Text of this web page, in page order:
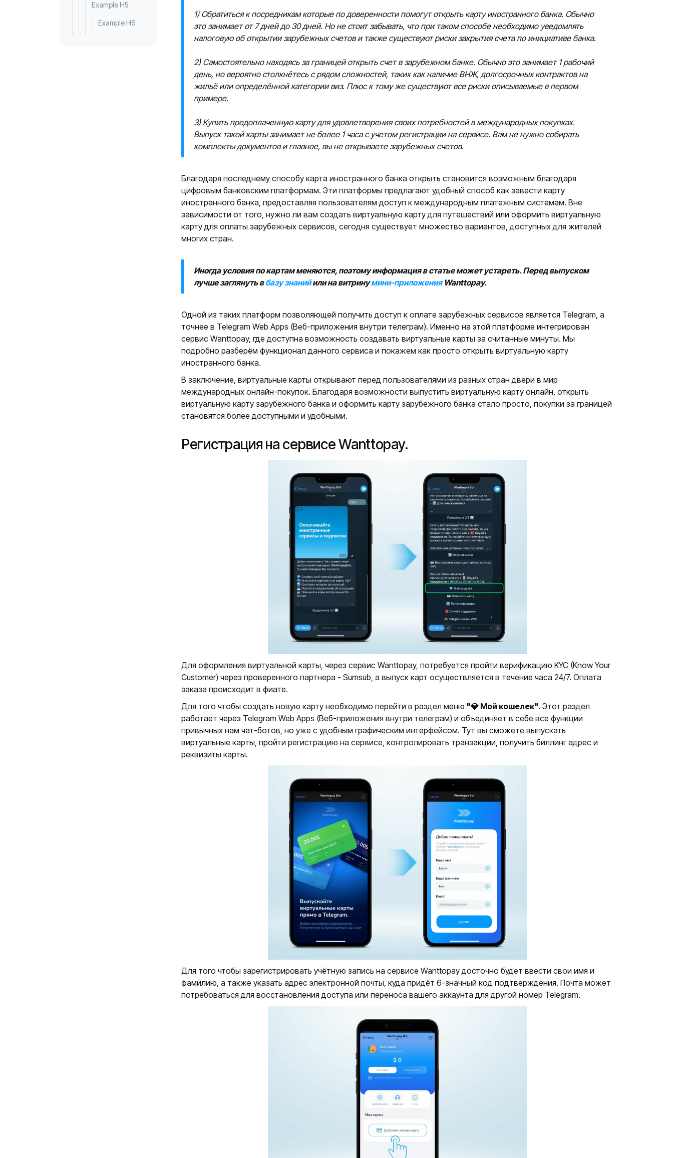
Example H5
Example H6
1) Обратиться к посредникам которые по доверенности помогут открыть карту иностранного банка. Обычно
это занимает от 7 дней до 30 дней. Но не стоит забывать, что при таком способе необходимо уведомлять
налоговую об открытии зарубежных счетов и также существуют риски закрытия счета по инициативе банка.
2) Самостоятельно находясь за границей открыть счет в зарубежном банке. Обычно это занимает 1 рабочий
день, но вероятно столкнётесь с рядом сложностей, таких как наличие ВНЖ, долгосрочных контрактов на
жильё или определённой категории виз. Плюс к тому же существуют все риски описываемые в первом
примере.
3) Купить предоплаченную карту для удовлетворения своих потребностей в международных покупках.
Выпуск такой карты занимает не более 1 часа с учетом регистрации на сервисе. Вам не нужно собирать
комплекты документов и главное, вы не открываете зарубежных счетов.
Благодаря последнему способу карта иностранного банка открыть становится возможным благодаря
цифровым банковским платформам. Эти платформы предлагают удобный способ как завести карту
иностранного банка, предоставляя пользователям доступ к международным платежным системам. Вне
зависимости от того, нужно ли вам создать виртуальную карту для путешествий или оформить виртуальную
карту для оплаты зарубежных сервисов, сегодня существует множество вариантов, доступных для жителей
многих стран.
Иногда условия по картам меняются, поэтому информация в статье может устареть. Перед выпуском
лучше заглянуть вбазу знанийили на витринумини-приложенияWanttopay.
Одной из таких платформ позволяющей получить доступ к оплате зарубежных сервисов является Telegram, а
точнее в Telegram Web Apps (Веб-приложения внутри телеграм). Именно на этой платформе интегрирован
сервис Wanttopay, где доступна возможность создавать виртуальные карты за считанные минуты. Мы
подробно разберём функционал данного сервиса и покажем как просто открыть виртуальную карту
иностранного банка.
В заключение, виртуальные карты открывают перед пользователями из разных стран двери в мир
международных онлайн-покупок. Благодаря возможности выпустить виртуальную карту онлайн, открыть
виртуальную карту зарубежного банка и оформить карту зарубежного банка стало просто, покупки за границей
становятся более доступными и удобными.
Регистрация на сервисе Wanttopay.
Для оформления виртуальной карты, через сервис Wanttopay, потребуется пройти верификацию KYC (Know Your
Customer) через проверенного партнера - Sumsub, а выпуск карт осуществляется в течение часа 24/7. Оплата
заказа происходит в фиате.
Для того чтобы создать новую карту необходимо перейти в раздел меню "💎 Мой кошелек". Этот раздел
работает через Telegram Web Apps (Веб-приложения внутри телеграм) и объединяет в себе все функции
привычных нам чат-ботов, но уже с удобным графическим интерфейсом. Тут вы сможете выпускать
виртуальные карты, пройти регистрацию на сервисе, контролировать транзакции, получить биллинг адрес и
реквизиты карты.
Для того чтобы зарегистрировать учётную запись на сервисе Wanttopay досточно будет ввести свои имя и
фамилию, а также указать адрес электронной почты, куда придёт 6-значный код подтверждения. Почта может
потребоваться для восстановления доступа или переноса вашего аккаунта для другой номер Telegram.